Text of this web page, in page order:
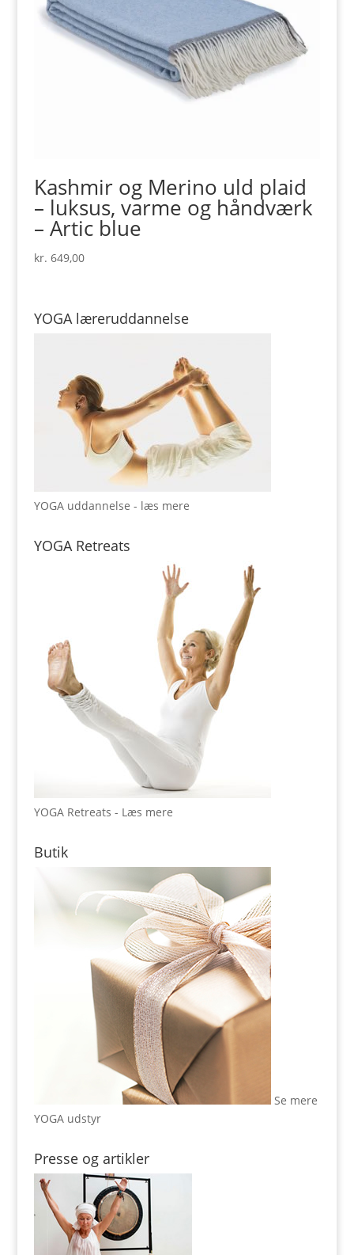
Kashmir og Merino uld plaid
– luksus, varme og håndværk
– Artic blue
kr. 649,00
YOGA læreruddannelse
YOGA uddannelse - læs mere
YOGA Retreats
YOGA Retreats - Læs mere
Butik
Se mere
YOGA udstyr
Presse og artikler